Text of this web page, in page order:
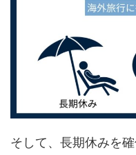
そして、長期休みを